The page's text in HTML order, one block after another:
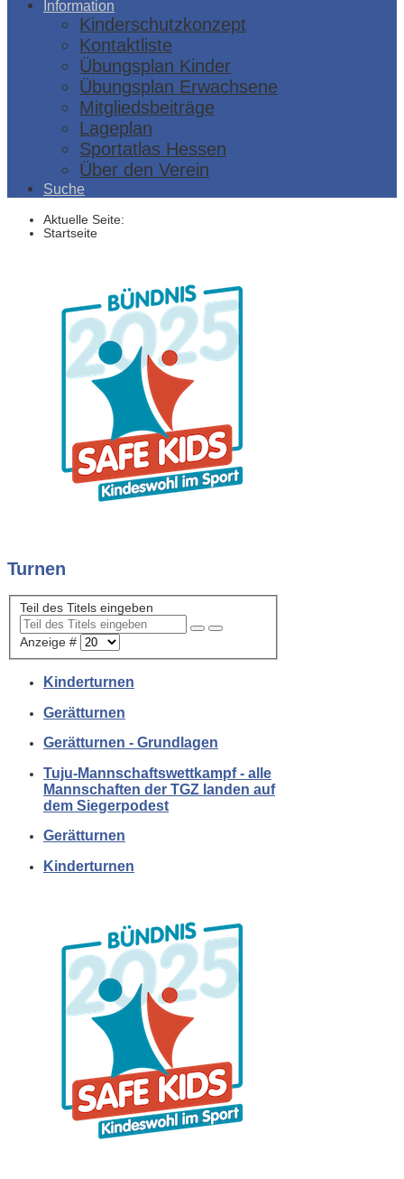
Information
Kinderschutzkonzept
Kontaktliste
Übungsplan Kinder
Übungsplan Erwachsene
Mitgliedsbeiträge
Lageplan
Sportatlas Hessen
Über den Verein
Suche
Aktuelle Seite:
Startseite
Turnen
Teil des Titels eingeben
Anzeige #
Kinderturnen
Gerätturnen
Gerätturnen - Grundlagen
Tuju-Mannschaftswettkampf - alle
Mannschaften der TGZ landen auf
dem Siegerpodest
Gerätturnen
Kinderturnen